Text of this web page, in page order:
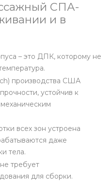
СПА-
и в
– это ДПК, которому не
производства США
устойчив к
всех зон устроена
даже
тела.
требует
для сборки.